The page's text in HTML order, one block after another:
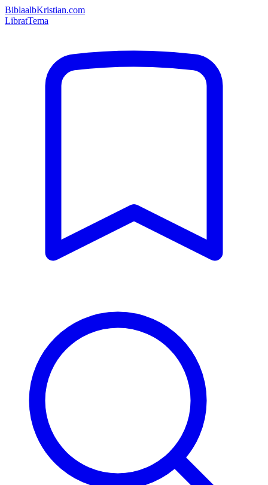
BiblaalbKristian.com
LibratTema